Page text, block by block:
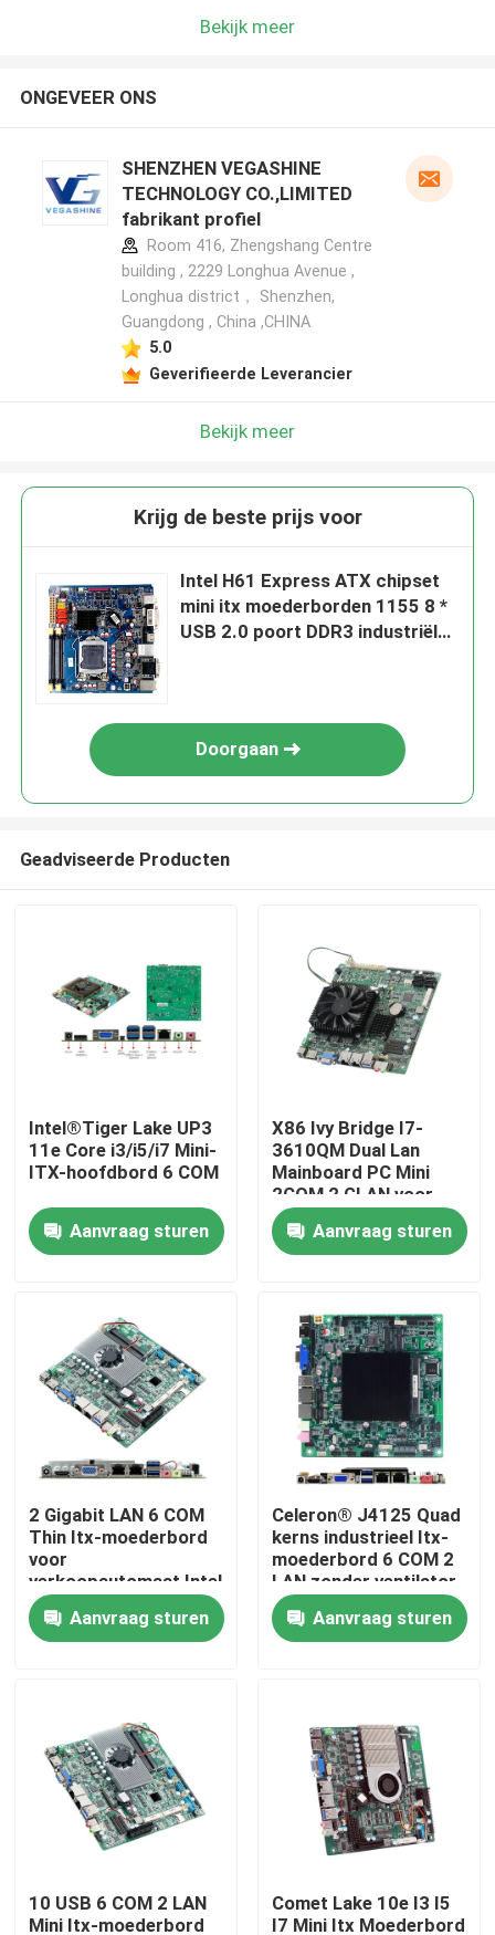
Producten
Over ons
Fabrieksreis
Kwaliteitscontrole
Contacteer ons
Industrieel Mini Pc
industriële Comité PC
ruwe tabletpc
Bekijk meer
ONGEVEER ONS
SHENZHEN VEGASHINE
TECHNOLOGY CO.,LIMITED
fabrikant profiel
Room 416, Zhengshang Centre
building , 2229 Longhua Avenue ,
Longhua district， Shenzhen,
Guangdong , China ,CHINA
5.0
Geverifieerde Leverancier
Bekijk meer
Krijg de beste prijs voor
Intel H61 Express ATX chipset
mini itx moederborden 1155 8 *
USB 2.0 poort DDR3 industriële
Doorgaan
Geadviseerde Producten
Intel®Tiger Lake UP3
11e Core i3/i5/i7 Mini-
ITX-hoofdbord 6 COM
Aanvraag sturen
X86 Ivy Bridge I7-
3610QM Dual Lan
Mainboard PC Mini
2COM 2 GLAN voor
Bank ATM
Aanvraag sturen
2 Gigabit LAN 6 COM
Thin Itx-moederbord
voor
verkoopautomaat Intel
Kaby Lake 7e
generatie I3 I5 I7
Aanvraag sturen
Celeron® J4125 Quad
kerns industrieel Itx-
moederbord 6 COM 2
LAN zonder ventilator
Aanvraag sturen
10 USB 6 COM 2 LAN
Mini Itx-moederbord
Comet Lake 10e I3 I5
I7 Mini Itx Moederbord